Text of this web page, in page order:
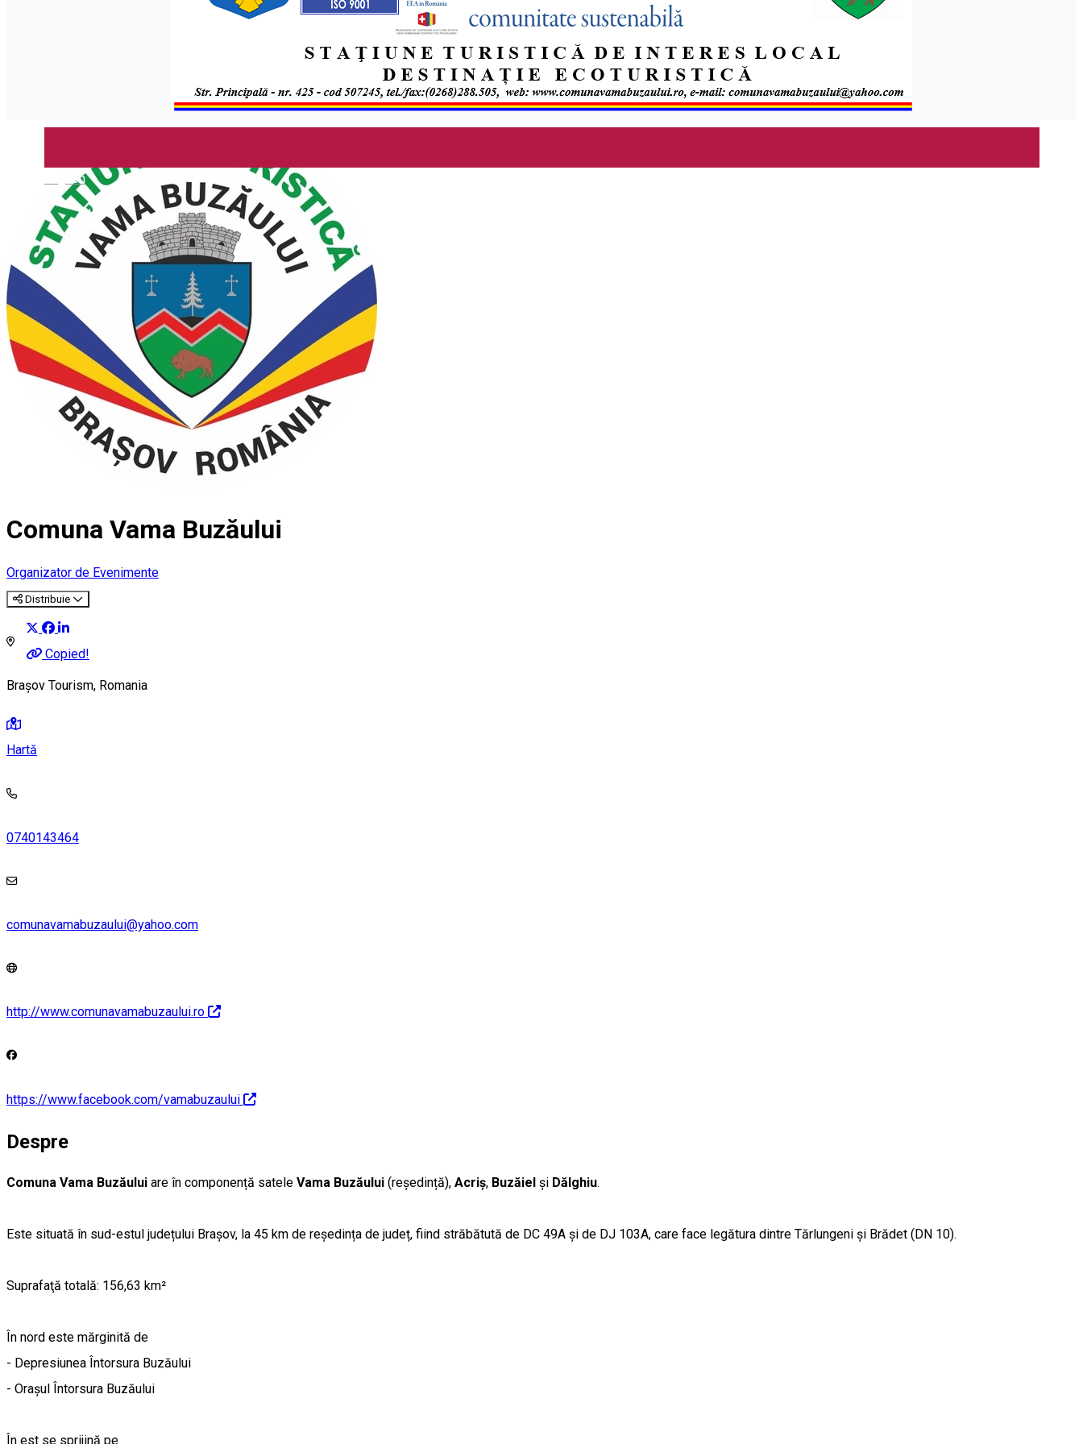
English
Comuna Vama Buzăului
Organizator de Evenimente
Distribuie
Copied!
Brașov Tourism, Romania
Hartă
0740143464
comunavamabuzaului@yahoo.com
http://www.comunavamabuzaului.ro
https://www.facebook.com/vamabuzaului
Despre
Comuna Vama Buzăului are în componență satele Vama Buzăului (reședință), Acriș, Buzăiel și Dălghiu.
Este situată în sud-estul județului Brașov, la 45 km de reședința de județ, fiind străbătută de DC 49A și de DJ 103A, care face legătura dintre Tărlungeni și Brădet (DN 10).
Suprafaţă totală: 156,63 km²
În nord este mărginită de
- Depresiunea Întorsura Buzăului
- Oraşul Întorsura Buzăului
În est se sprijină pe